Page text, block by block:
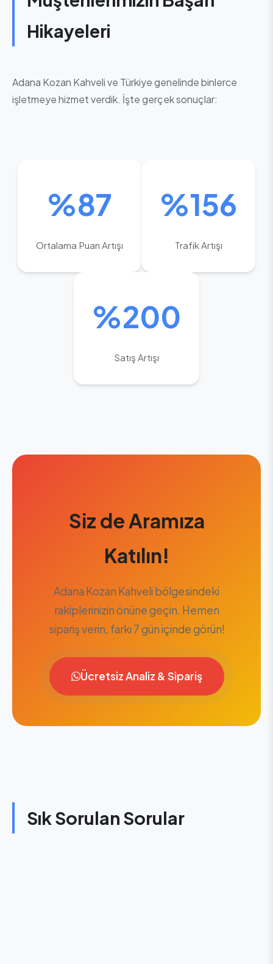
Hikayeleri
Adana Kozan Kahveli ve Türkiye genelinde binlerce
işletmeye hizmet verdik. İşte gerçek sonuçlar:
%87
Ortalama Puan Artışı
%156
Trafik Artışı
%200
Satış Artışı
Siz de Aramıza
Katılın!
Adana Kozan Kahveli bölgesindeki
rakiplerinizin önüne geçin. Hemen
sipariş verin, farkı 7 gün içinde görün!
Ücretsiz Analiz & Sipariş
Sık Sorulan Sorular